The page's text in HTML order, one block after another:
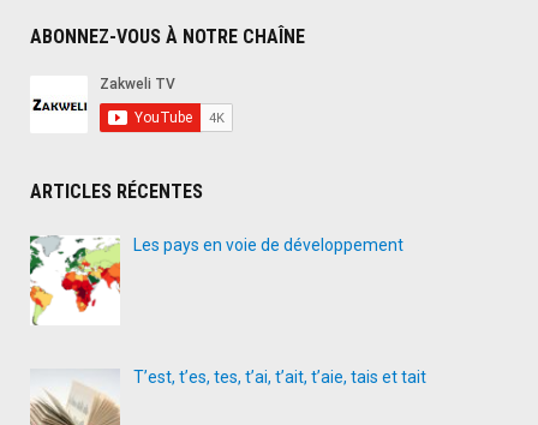
ABONNEZ-VOUS À NOTRE CHAÎNE
ARTICLES RÉCENTES
Les pays en voie de développement
T’est, t’es, tes, t’ai, t’ait, t’aie, tais et tait